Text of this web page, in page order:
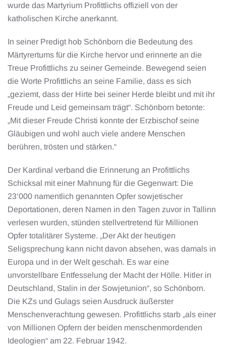
wurde das Martyrium Profittlichs offiziell von der
katholischen Kirche anerkannt.
In seiner Predigt hob Schönborn die Bedeutung des
Märtyrertums für die Kirche hervor und erinnerte an die
Treue Profittlichs zu seiner Gemeinde. Bewegend seien
die Worte Profittlichs an seine Familie, dass es sich
„geziemt, dass der Hirte bei seiner Herde bleibt und mit ihr
Freude und Leid gemeinsam trägt“. Schönborn betonte:
„Mit dieser Freude Christi konnte der Erzbischof seine
Gläubigen und wohl auch viele andere Menschen
berühren, trösten und stärken.“
Der Kardinal verband die Erinnerung an Profittlichs
Schicksal mit einer Mahnung für die Gegenwart: Die
23‘000 namentlich genannten Opfer sowjetischer
Deportationen, deren Namen in den Tagen zuvor in Tallinn
verlesen wurden, stünden stellvertretend für Millionen
Opfer totalitärer Systeme. „Der Akt der heutigen
Seligsprechung kann nicht davon absehen, was damals in
Europa und in der Welt geschah. Es war eine
unvorstellbare Entfesselung der Macht der Hölle. Hitler in
Deutschland, Stalin in der Sowjetunion“, so Schönborn.
Die KZs und Gulags seien Ausdruck äußerster
Menschenverachtung gewesen. Profittlichs starb „als einer
von Millionen Opfern der beiden menschenmordenden
Ideologien“ am 22. Februar 1942.